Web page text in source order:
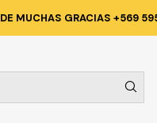
MUCHAS GRACIAS +569
ZAPATILLA NORSEG
ZAPATILLA
44